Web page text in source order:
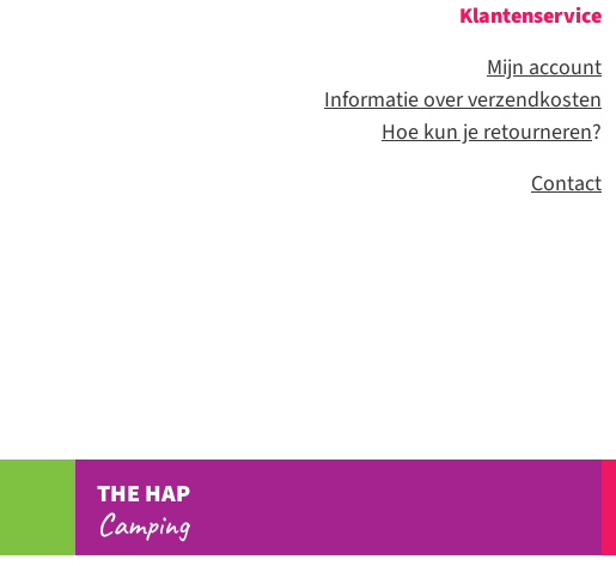
Klantenservice
Mijn account
Informatie over verzendkosten
Hoe kun je retourneren?
Contact
THE HAP
Camping